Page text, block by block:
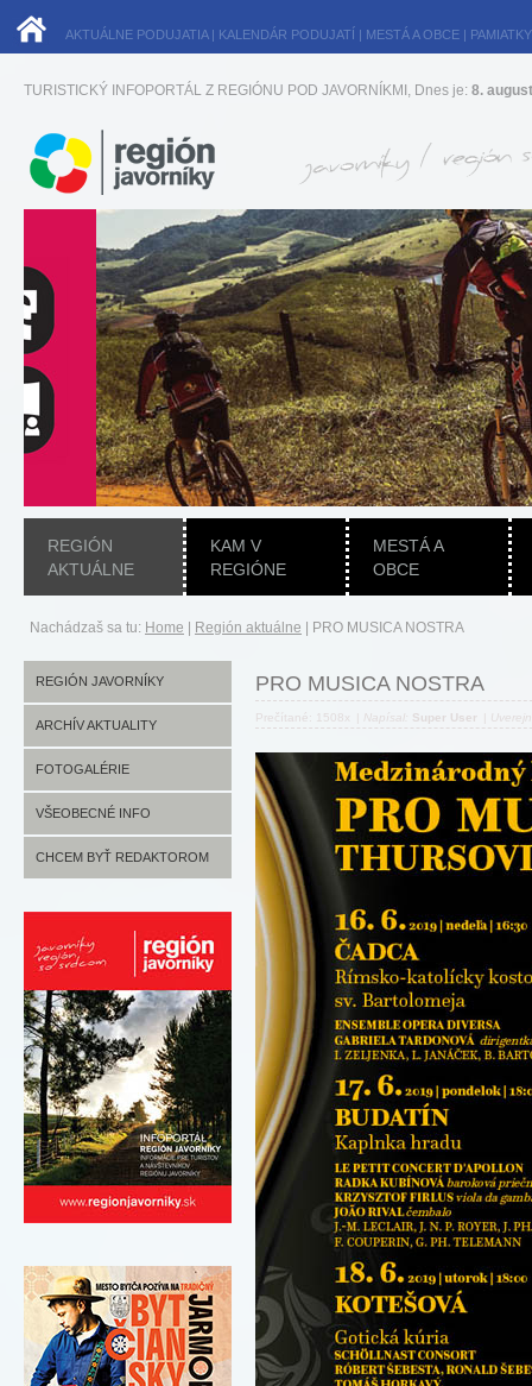
AKTUÁLNE PODUJATIA| KALENDÁR PODUJATÍ | MESTÁ A OBCE | PAMIATKY
TURISTICKÝ INFOPORTÁL Z REGIÓNU POD JAVORNÍKMI, Dnes je: 8.
REGIÓN
AKTUÁLNE
KAM V
REGIÓNE
MESTÁ A
OBCE
Nachádzaš sa tu: Home Región aktuálne PRO MUSICA NOSTRA
REGIÓN JAVORNÍKY
ARCHÍV AKTUALITY
FOTOGALÉRIE
VŠEOBECNÉ INFO
CHCEM BYŤ REDAKTOROM
PRO MUSICA NOSTRA
Prečítané: 1508x Napísal: Super User